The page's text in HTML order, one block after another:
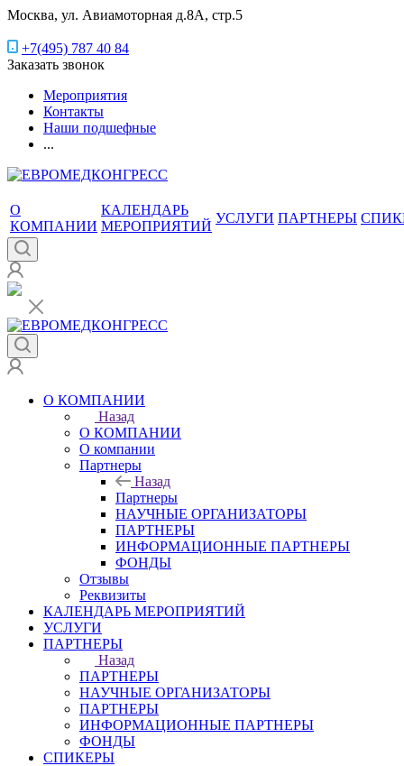
Москва, ул. Авиамоторная д.8А, стр.5
+7(495) 787 40 84
Заказать звонок
Мероприятия
Контакты
Наши подшефные
...
О
КОМПАНИИ
КАЛЕНДАРЬ
МЕРОПРИЯТИЙ
УСЛУГИ ПАРТНЕРЫ
О КОМПАНИИ
Назад
О КОМПАНИИ
О компании
Партнеры
Назад
Партнеры
НАУЧНЫЕ ОРГАНИЗАТОРЫ
ПАРТНЕРЫ
ИНФОРМАЦИОННЫЕ ПАРТНЕРЫ
ФОНДЫ
Отзывы
Реквизиты
КАЛЕНДАРЬ МЕРОПРИЯТИЙ
УСЛУГИ
ПАРТНЕРЫ
Назад
ПАРТНЕРЫ
НАУЧНЫЕ ОРГАНИЗАТОРЫ
ПАРТНЕРЫ
ИНФОРМАЦИОННЫЕ ПАРТНЕРЫ
ФОНДЫ
СПИКЕРЫ